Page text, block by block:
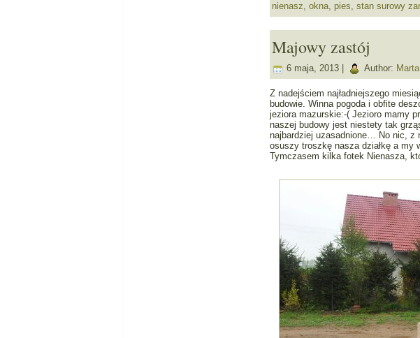
nienasz, okna, pies, stan surowy
Majowy zastój
6 maja, 2013 | Author: Marta
Z nadejściem najładniejszego
budowie. Winna pogoda i obfite
jeziora mazurskie:-( Jezioro mamy
naszej budowy jest niestety tak
najbardziej uzasadnione… No nic, z
osuszy troszkę nasza działkę a my
Tymczasem kilka fotek Nienasza,